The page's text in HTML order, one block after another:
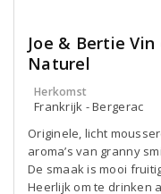
Joe & Bertie
Naturel
Herkomst
Frankrijk - Bergerac
Originele, licht
aroma’s van granny
De smaak is mooi
Heerlijk om te drinken